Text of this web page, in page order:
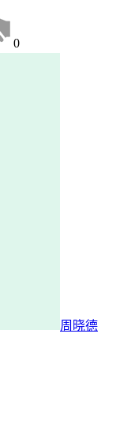
0
周晓德